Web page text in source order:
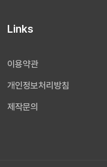
Links
이용약관
개인정보처리방침
제작문의